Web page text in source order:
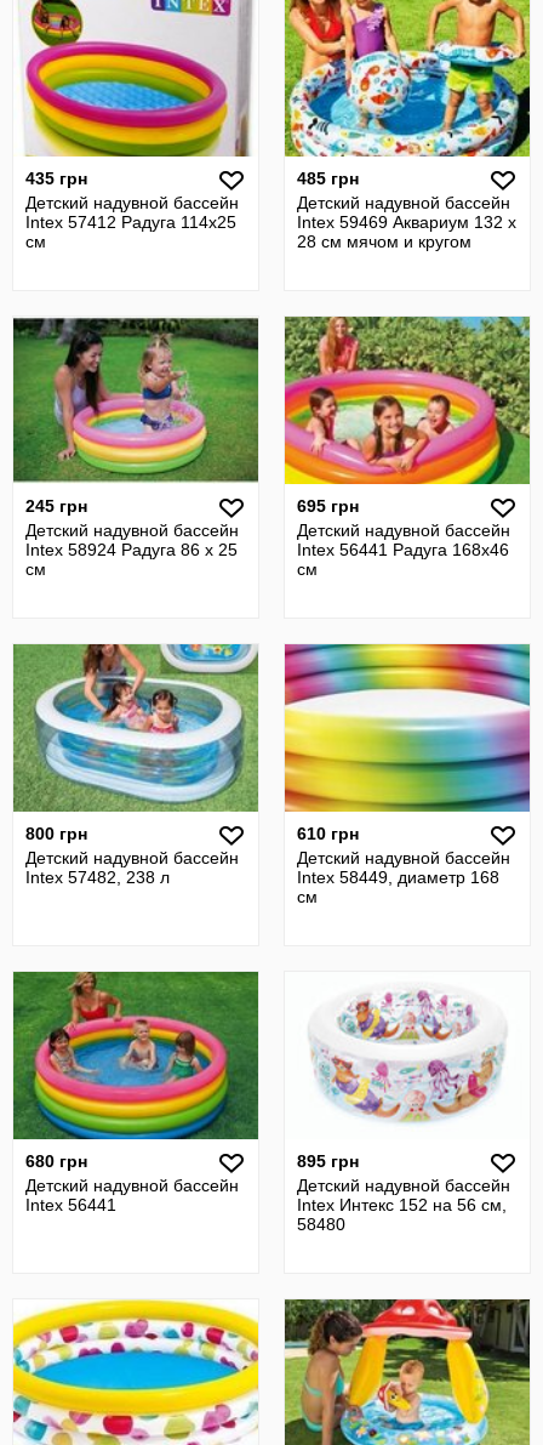
435 грн
Детский надувной бассейн
Intex 57412 Радуга 114х25
см
485 грн
Детский надувной бассейн
Intex 59469 Аквариум 132 х
28 см мячом и кругом
245 грн
Детский надувной бассейн
Intex 58924 Радуга 86 х 25
см
695 грн
Детский надувной бассейн
Intex 56441 Радуга 168х46
см
800 грн
Детский надувной бассейн
Intex 57482, 238 л
610 грн
Детский надувной бассейн
Intex 58449, диаметр 168
см
680 грн
Детский надувной бассейн
Intex 56441
895 грн
Детский надувной бассейн
Intex Интекс 152 на 56 см,
58480